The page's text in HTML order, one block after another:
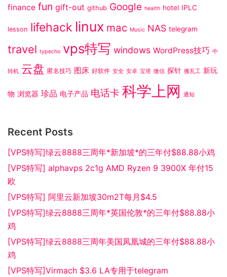
finance fun gift-out github Google health hotel IPLC
lesson lifehack linux mac Music NAS telegram
travel typecho vps特写 windows WordPress技巧 中
转机 云盘 匿名技巧 图床 好软件 安全 安卓 宝塔 微信 探针 搬瓦工 新玩
物 浏览器 珍品 电子产品 电话卡 科学上网 通知
Recent Posts
[VPS特写]绿云8888三周年*新加坡*的三年付$88.88小鸡
[VPS特写] alphavps 2c1g AMD Ryzen 9 3900X 年付15
欧
[VPS特写] 阿里云新加坡30m2T每月$4.5
[VPS特写]绿云8888三周年*英国伦敦*的三年付$88.88小
鸡
[VPS特写]绿云8888三周年美国凤凰城的三年付$88.88小
鸡
[VPS特写]Virmach $3.6 LA专用于telegram